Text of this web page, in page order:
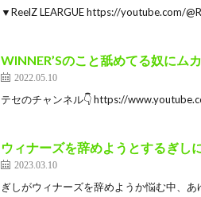
▼ReelZ LEARGUE https://youtube.com/
WINNER’Sのこと舐めてる奴にム
2022.05.10
テセのチャンネル👇 https://
ウィナーズを辞めようとするぎし
2023.03.10
ぎしがウィナーズを辞めようか悩む中、